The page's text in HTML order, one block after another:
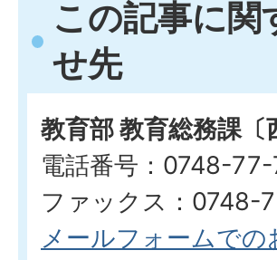
この記事に関
せ先
教育部 教育総務課〔
電話番号：0748-
ファックス：0748-
メールフォームで